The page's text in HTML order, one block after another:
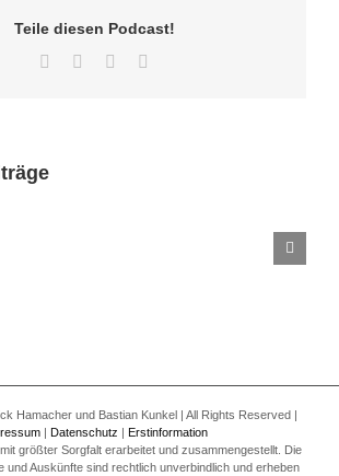
Teile diesen Podcast!
Facebook
TwitterLinkedIn
Hamacher und Bastian Kunkel | All Rights Reserved |
| Datenschutz | Erstinformation
größter Sorgfalt erarbeitet und zusammengestellt. Die
und Auskünfte sind rechtlich unverbindlich und erheben